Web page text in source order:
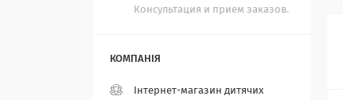
Консультация и прием заказов.
Інтернет-магазин дитячих